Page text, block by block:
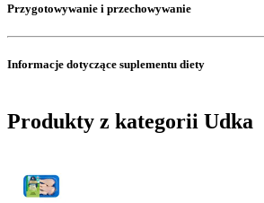
Przygotowywanie i przechowywanie
Informacje dotyczące suplementu diety
Produkty z kategorii Udka